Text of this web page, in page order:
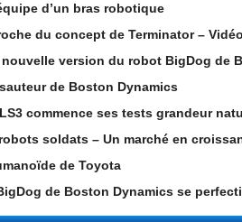
d’un bras robotique
du concept de Terminator –
version du robot BigDog de
de Boston Dynamics
commence ses tests grandeur
soldats – Un marché en
de Toyota
de Boston Dynamics se